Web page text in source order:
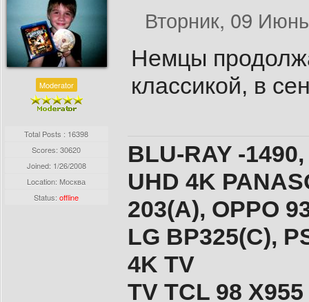
Moderator
Total Posts : 16398
Scores: 30620
Joined: 1/26/2008
Location: Москва
Status:offline
Вторник, 09
Немцы
классикой, в
BLU-RAY -
UHD 4K
203(A), ОPPO
LG BP325(C),
4K TV
TV TCL 98 X955